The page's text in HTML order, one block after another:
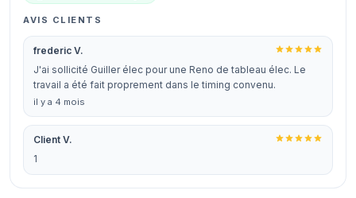
AVIS CLIENTS
frederic V.
J'ai sollicité Guiller élec pour une Reno de tableau élec. Le
travail a été fait proprement dans le timing convenu.
il y a 4 mois
Client V.
1